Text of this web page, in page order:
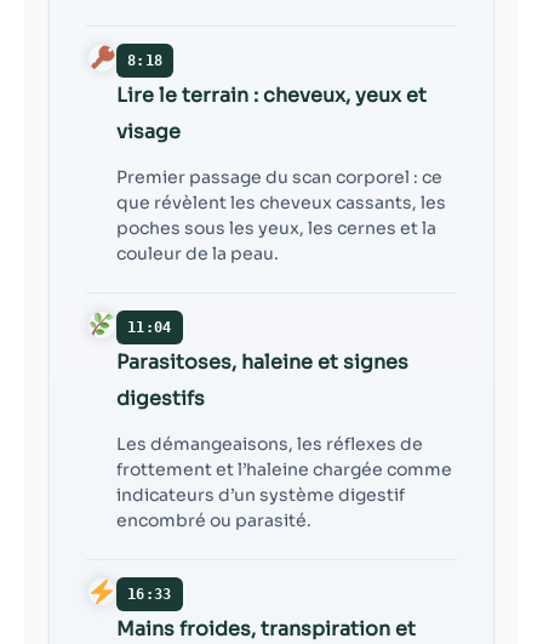
8:18
Lire le terrain : cheveux, yeux et
visage
Premier passage du scan corporel : ce
que révèlent les cheveux cassants, les
poches sous les yeux, les cernes et la
couleur de la peau.
11:04
Parasitoses, haleine et signes
digestifs
Les démangeaisons, les réflexes de
frottement et l’haleine chargée comme
indicateurs d’un système digestif
encombré ou parasité.
16:33
Mains froides, transpiration et